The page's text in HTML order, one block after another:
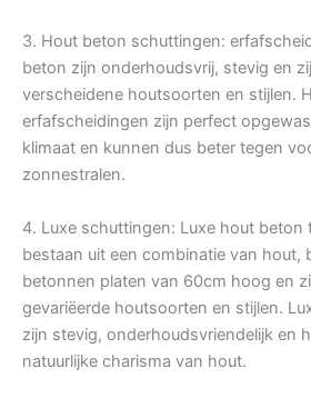
3. Hout beton schuttingen:
beton zijn onderhoudsvrij, stevig en
verscheidene houtsoorten en stijlen.
erfafscheidingen zijn perfect
klimaat en kunnen dus beter tegen
zonnestralen.
4. Luxe schuttingen: Luxe hout beton
bestaan uit een combinatie van hout,
betonnen platen van 60cm hoog en
gevariëerde houtsoorten en stijlen.
zijn stevig, onderhoudsvriendelijk en
natuurlijke charisma van hout.